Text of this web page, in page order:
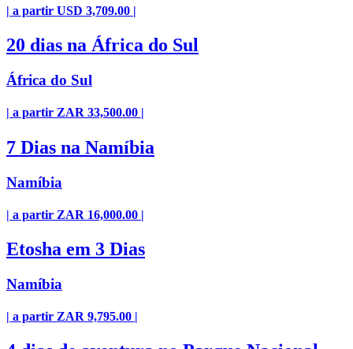
| a partir USD 3,709.00 |
20 dias na África do Sul
África do Sul
| a partir ZAR 33,500.00 |
7 Dias na Namíbia
Namíbia
| a partir ZAR 16,000.00 |
Etosha em 3 Dias
Namíbia
| a partir ZAR 9,795.00 |